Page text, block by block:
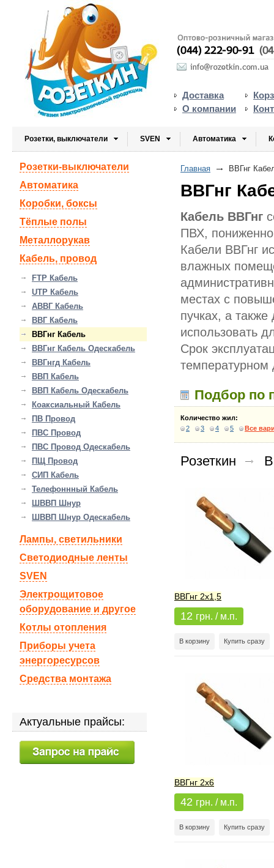
Доставка
О компании
Розетки, выключатели SVEN Автоматика
Главная ВВГнг
ВВГнг
Кабель ВВГнг
ПВХ,
Кабели ВВГнг
влажных
местах с
пучках, а
использовать
Срок
Подбор по
Количество жил:
2
3 4 5 Все
Розеткин
ВВГнг 2x1,5
12 грн. / м.п.
В корзину Купить сразу
ВВГнг 2x6
42 грн. / м.п.
В корзину Купить сразу
Розетки-выключатели
Автоматика
Коробки, боксы
Тёплые полы
Металлорукав
Кабель, провод
FTP Кабель
UTP Кабель
АВВГ Кабель
ВВГ Кабель
ВВГнг Кабель
ВВГнг Кабель Одескабель
ВВГнгд Кабель
ВВП Кабель
ВВП Кабель Одескабель
Коаксиальный Кабель
ПВ Провод
ПВС Провод
ПВС Провод Одескабель
ПЩ Провод
СИП Кабель
Телефоннный Кабель
ШВВП Шнур
ШВВП Шнур Одескабель
Лампы, светильники
Светодиодные ленты
SVEN
Электрощитовое
оборудование и другое
Котлы отопления
Приборы учета
энергоресурсов
Средства монтажа
Актуальные прайсы: